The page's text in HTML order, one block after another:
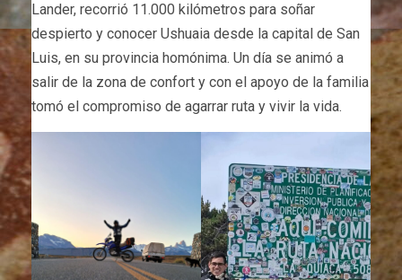
Lander, recorrió 11.000 kilómetros para soñar
despierto y conocer Ushuaia desde la capital de San
Luis, en su provincia homónima. Un día se animó a
salir de la zona de confort y con el apoyo de la familia
tomó el compromiso de agarrar ruta y vivir la vida.